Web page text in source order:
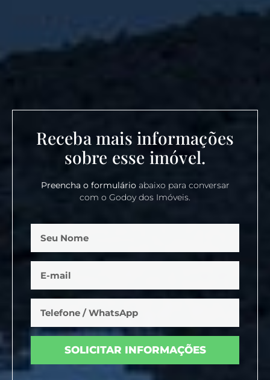
Receba mais informações
sobre esse imóvel.
Preencha o formulárioabaixo para conversar
com o Godoy dos Imóveis.
SOLICITAR INFORMAÇÕES